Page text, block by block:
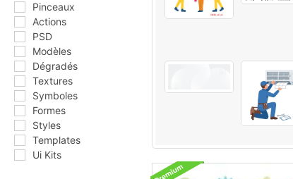
Pinceaux
Actions
PSD
Modèles
Dégradés
Textures
Symboles
Formes
Styles
Templates
Ui Kits